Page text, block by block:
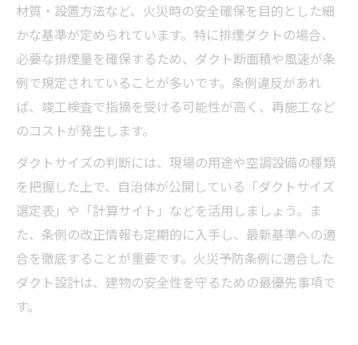
材質・設置方法など、火災時の安全確保を目的とした細
かな基準が定められています。特に排煙ダクトの場合、
必要な排煙量を確保するため、ダクト断面積や風速が条
例で規定されていることが多いです。条例違反があれ
ば、竣工検査で指摘を受ける可能性が高く、再施工など
のコストが発生します。
ダクトサイズの判断には、現場の用途や空調設備の種類
を把握した上で、自治体が公開している「ダクトサイズ
選定表」や「計算サイト」などを活用しましょう。ま
た、条例の改正情報も定期的に入手し、最新基準への適
合を徹底することが重要です。火災予防条例に適合した
ダクト設計は、建物の安全性を守るための最優先事項で
す。